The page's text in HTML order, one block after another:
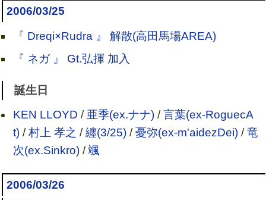
2006/03/25
『 Dreqi×Rudra 』 解散(高田馬場AREA)
『 ネガ 』 Gt.弘揮 加入
誕生日
KEN LLOYD / 亜季(ex.ナナ)/言葉(ex-RoguecA
t)/村上 孝之 /纏(3/25)/憂弥(ex-m'aidezDei)/竜
次(ex.Sinkro)/颯
2006/03/26